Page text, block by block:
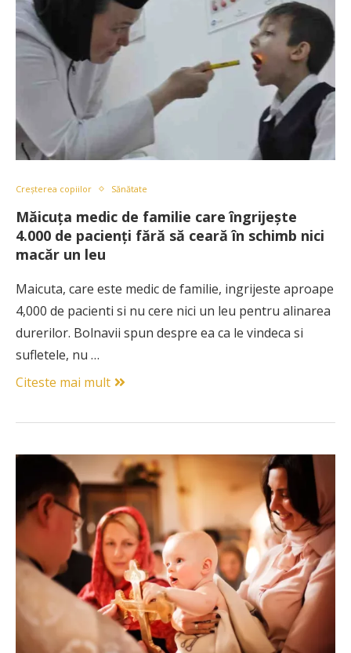
Creșterea copiilor Sănătate
Măicuţa medic de familie care îngrijeşte
4.000 de pacienţi fără să ceară în schimb nici
macăr un leu
Maicuta, care este medic de familie, ingrijeste aproape
4,000 de pacienti si nu cere nici un leu pentru alinarea
durerilor. Bolnavii spun despre ea ca le vindeca si
sufletele, nu …
Citeste mai mult